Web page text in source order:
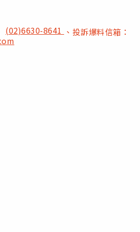
(02)6630-8641 、投訴爆料信箱：